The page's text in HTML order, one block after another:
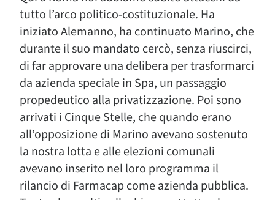
tutto l’arco politico-costituzionale. Ha
iniziato Alemanno, ha continuato Marino, che
durante il suo mandato cercò, senza riuscirci,
di far approvare una delibera per trasformarci
da azienda speciale in Spa, un passaggio
propedeutico alla privatizzazione. Poi sono
arrivati i Cinque Stelle, che quando erano
all’opposizione di Marino avevano sostenuto
la nostra lotta e alle elezioni comunali
avevano inserito nel loro programma il
rilancio di Farmacap come azienda pubblica.